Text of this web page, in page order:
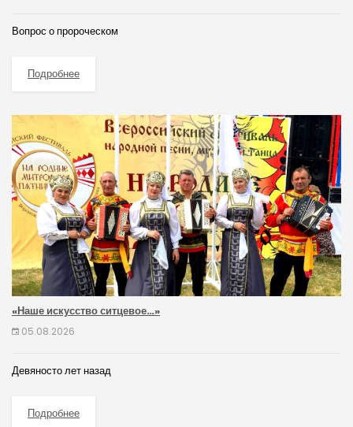
Вопрос о пророческом
Подробнее
«Наше искусство ситцевое…»
05.08.2026
Девяносто лет назад
Подробнее